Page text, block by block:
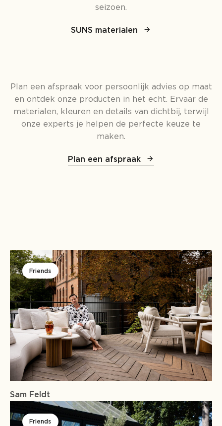
seizoen.
SUNS materialen
Plan een afspraak voor persoonlijk advies op maat
en ontdek onze producten in het echt. Ervaar de
materialen, kleuren en details van dichtbij, terwijl
onze experts je helpen de perfecte keuze te
maken.
Plan een afspraak
Friends
Sam Feldt
Friends